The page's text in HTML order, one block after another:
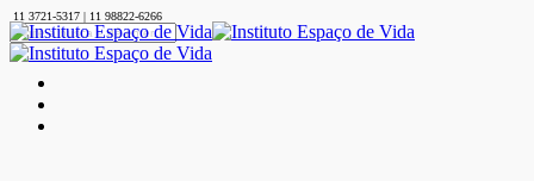
11 3721-5317 | 11 98822-6266